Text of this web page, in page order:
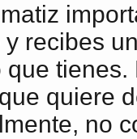
recibes
quiere
no